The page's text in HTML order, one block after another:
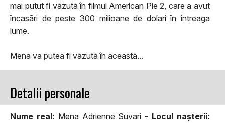
mai putut fi vãzutã în filmul American Pie 2, care a avut
încasãri de peste 300 milioane de dolari în întreaga
lume.
Mena va putea fi vãzutã în aceastã...
Detalii personale
Nume real: Mena Adrienne Suvari - Locul naşterii: